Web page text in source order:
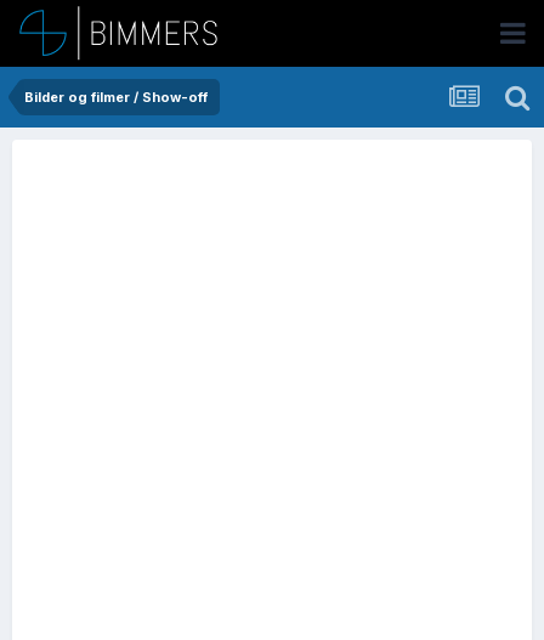
Bilder og filmer / Show-off